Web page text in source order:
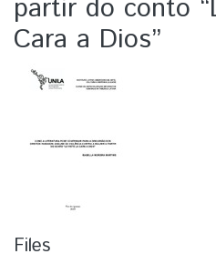
partir do conto
Cara a Dios”
Files